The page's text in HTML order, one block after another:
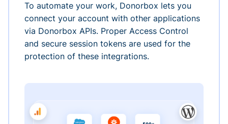
To automate your work, Donorbox lets you
connect your account with other applications
via Donorbox APIs. Proper Access Control
and secure session tokens are used for the
protection of these integrations.